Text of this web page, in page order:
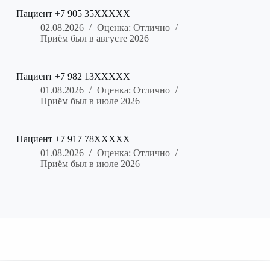
Пациент +7 905 35XXXXX
02.08.2026
Оценка: Отлично
Приём был в августе 2026
Пациент +7 982 13XXXXX
01.08.2026
Оценка: Отлично
Приём был в июле 2026
Пациент +7 917 78XXXXX
01.08.2026
Оценка: Отлично
Приём был в июле 2026